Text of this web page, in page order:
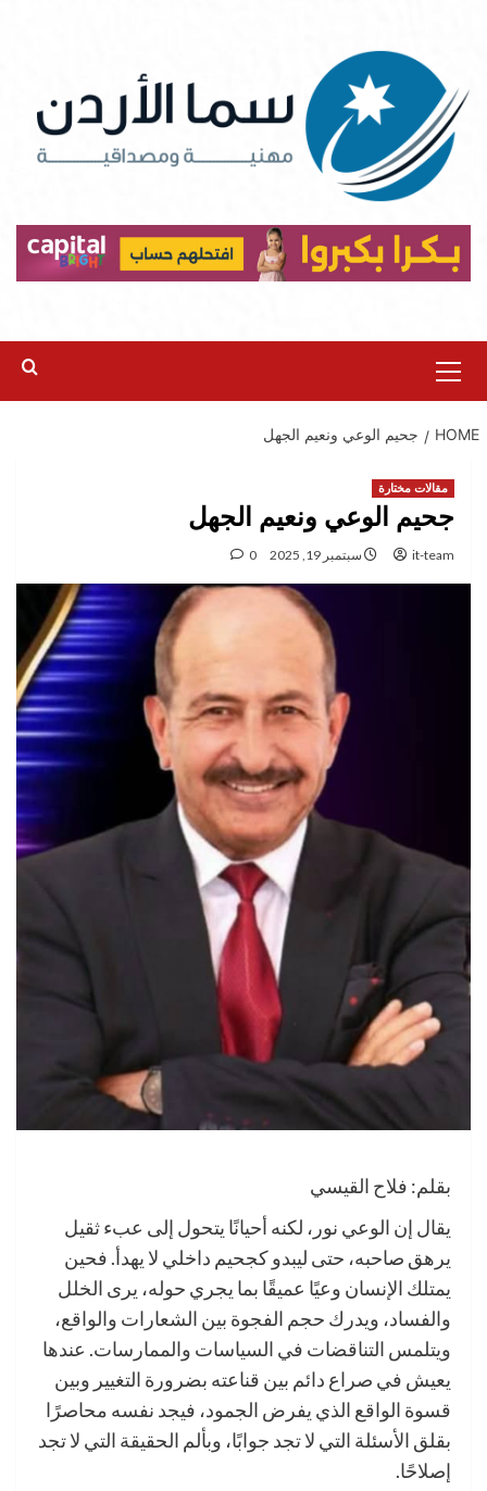
content
Menu
HOME جحيم الوعي ونعيم الجهل
مقالات مختارة
جحيم الوعي ونعيم الجهل
it-team سبتمبر 19, 2025 0
بقلم: فلاح القيسي
يقال إن الوعي نور، لكنه أحيانًا يتحول إلى عبء ثقيل
يرهق صاحبه، حتى ليبدو كجحيم داخلي لا يهدأ. فحين
يمتلك الإنسان وعيًا عميقًا بما يجري حوله، يرى الخلل
والفساد، ويدرك حجم الفجوة بين الشعارات والواقع،
ويتلمس التناقضات في السياسات والممارسات. عندها
يعيش في صراع دائم بين قناعته بضرورة التغيير وبين
قسوة الواقع الذي يفرض الجمود، فيجد نفسه محاصرًا
بقلق الأسئلة التي لا تجد جوابًا، وبألم الحقيقة التي لا تجد
إصلاحًا.